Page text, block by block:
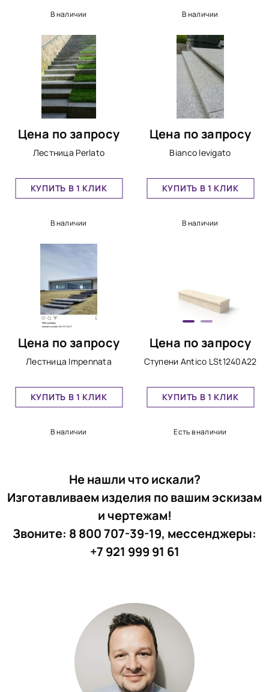
В наличии В наличии
Цена по запросу
Лестница Perlato
КУПИТЬ В 1 КЛИК
В наличии
Цена по запросу
Bianco levigato
КУПИТЬ В 1 КЛИК
В наличии
Цена по запросу
Лестница Impennata
КУПИТЬ В 1 КЛИК
В наличии
Цена по запросу
Ступени Antico LSt1240A22
КУПИТЬ В 1 КЛИК
Есть в наличии
Не нашли что искали?
Изготавливаем изделия по вашим эскизам
и чертежам!
Звоните: 8 800 707-39-19, мессенджеры:
+7 921 999 91 61